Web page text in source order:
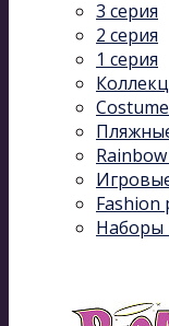
3 серия
2 серия
1 серия
Fashion
Наборы